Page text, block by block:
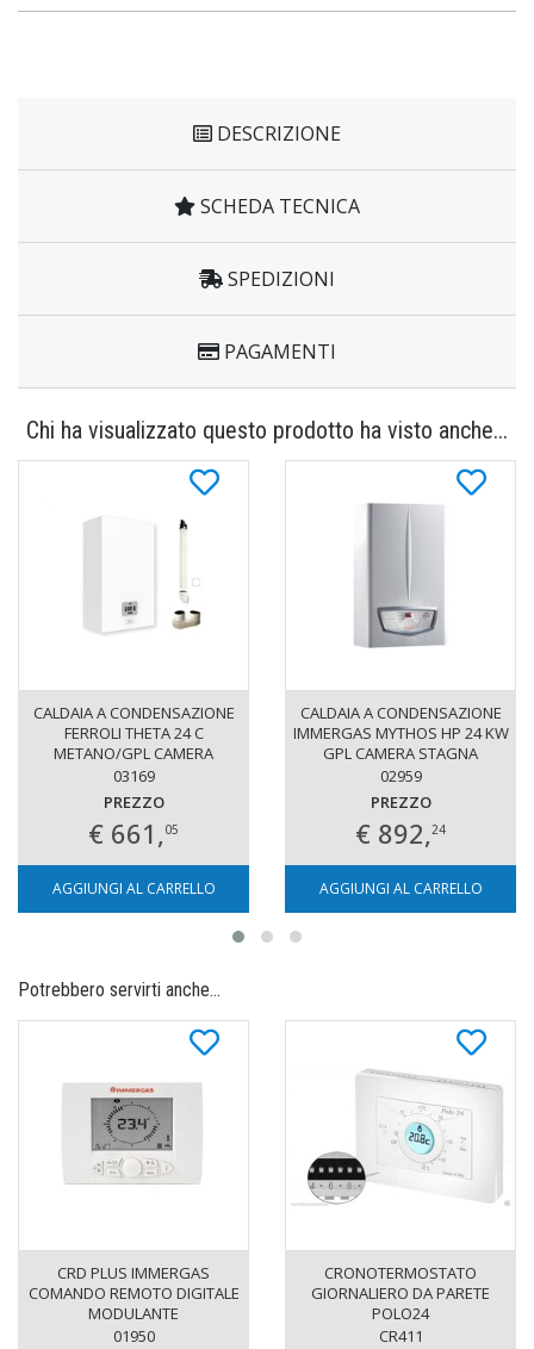
DESCRIZIONE
SCHEDA TECNICA
SPEDIZIONI
PAGAMENTI
Chi ha visualizzato questo prodotto ha visto anche...
CALDAIA A CONDENSAZIONE
FERROLI THETA 24 C
METANO/GPL CAMERA
STAGNA CON KIT FUMI
OMAGGIO
03169
PREZZO
€ 661,05
AGGIUNGI AL CARRELLO
CALDAIA A CONDENSAZIONE
IMMERGAS MYTHOS HP 24 KW
GPL CAMERA STAGNA
02959
PREZZO
€ 892,24
AGGIUNGI AL CARRELLO
Potrebbero servirti anche...
CRD PLUS IMMERGAS
COMANDO REMOTO DIGITALE
MODULANTE
01950
CRONOTERMOSTATO
GIORNALIERO DA PARETE
POLO24
CR411